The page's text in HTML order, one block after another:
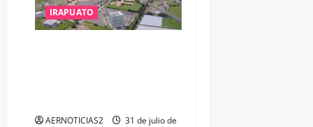
IRAPUATO
AERNOTICIAS2
31 de julio de